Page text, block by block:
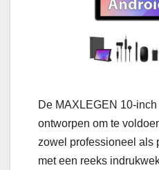
De MAXLEGEN 10-
ontworpen om te
zowel professioneel als
met een reeks